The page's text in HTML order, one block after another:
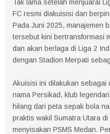
Tak lama setelah menjuarai
FC resmi diakuisisi dan
Pada Juni 2025, manajemen
tersebut kini bertransformasi
dan akan berlaga di Liga 2
dengan Stadion Merpati
Akuisisi ini dilakukan sebagai
nama Persikad, klub
hilang dari peta sepak bola
praktis wakil Sumatra Utara
menyisakan PSMS Medan.